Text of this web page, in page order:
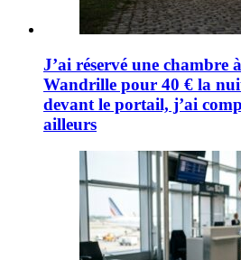
J’ai réservé une chambre
Wandrille pour 40 € la
devant le portail, j’ai
ailleurs